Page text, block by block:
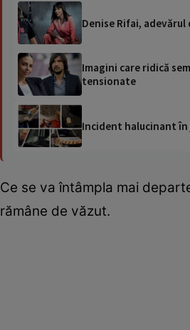
Denise Rifai,
Imagini care ridică
tensionate
Incident halucinant în
Ce se va întâmpla mai
rămâne de văzut.